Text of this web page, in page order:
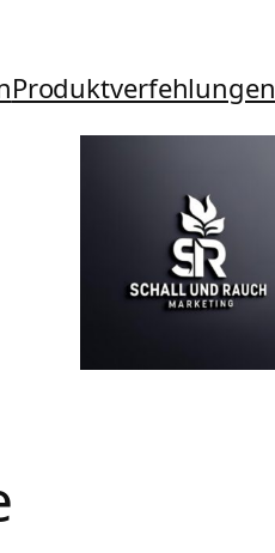
Produktverfehlungen